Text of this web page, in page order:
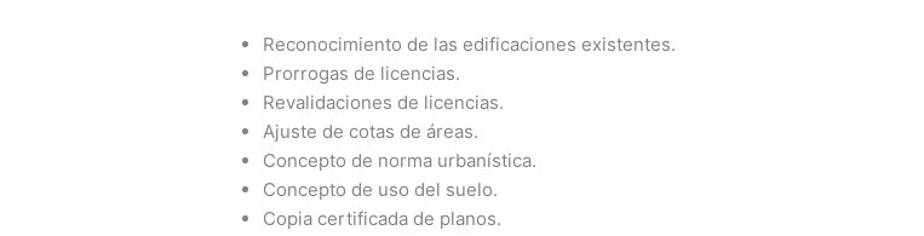
Reconocimiento de las edificaciones existentes.
Prorrogas de licencias.
Revalidaciones de licencias.
Ajuste de cotas de áreas.
Concepto de norma urbanística.
Concepto de uso del suelo.
Copia certificada de planos.